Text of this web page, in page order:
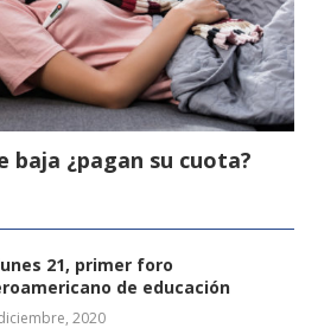
baja ¿pagan su cuota?
21, primer foro
de educación
2020